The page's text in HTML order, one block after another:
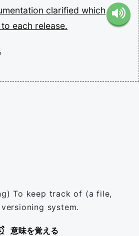
clarified which
to each release.
To keep track of (a file,
system.
意味を覚える